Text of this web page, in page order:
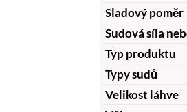
Sladový poměr
Sudová síla
Typ produktu
Typy sudů
Velikost láhve